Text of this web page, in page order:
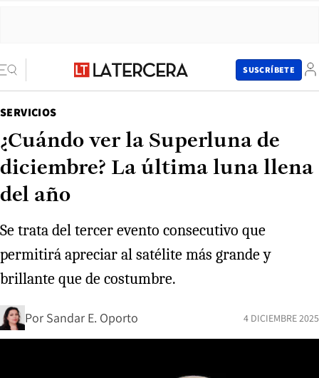
SUSCRÍBETE
SERVICIOS
¿Cuándo ver la Superluna de
diciembre? La última luna llena
del año
Se trata del tercer evento consecutivo que
permitirá apreciar al satélite más grande y
brillante que de costumbre.
Por Sandar E. Oporto 4 DICIEMBRE 2025